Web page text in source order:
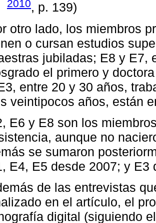
2010, p. 139)
otro lado, los miembros
o cursan estudios
jubiladas; E8 y E7,
el primero y
entre 20 y 30 años,
veintipocos años, están
E6 y E8 son los
aunque no
se sumaron
E4, E5 desde 2007; y E3
de las entrevistas
en el artículo, el
digital (siguiendo